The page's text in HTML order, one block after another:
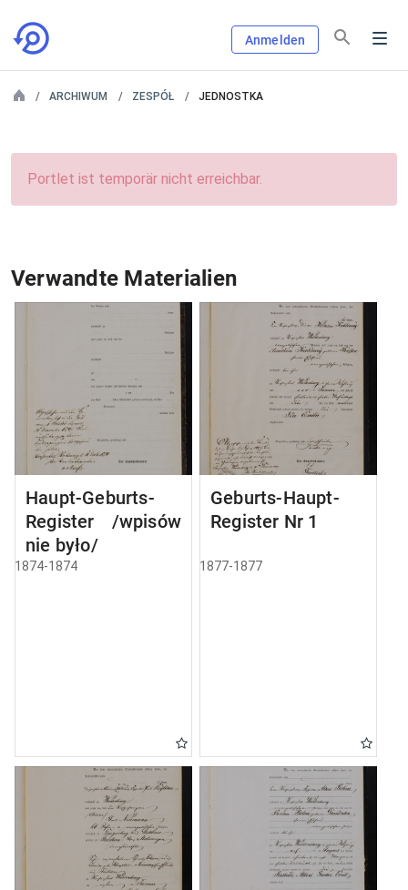
Anmelden
ARCHIWUM ZESPÓŁ JEDNOSTKA
Portlet ist temporär nicht erreichbar.
Verwandte Materialien
Haupt-Geburts-
Register /wpisów
nie było/
1874-1874
Geburts-Haupt-
Register Nr 1
1877-1877